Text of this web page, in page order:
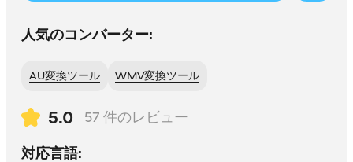
人気のコンバーター:
AU変換ツール WMV変換ツール
5.0 57 件のレビュー
対応言語: